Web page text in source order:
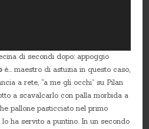
di secondi dopo: appoggio
è… maestro di astuzia in questo caso,
a rete, “a me gli occhi” su Pilan
a scavalcarlo con palla morbida a
pallone pasticciato nel primo
ha servito a puntino. In un secondo